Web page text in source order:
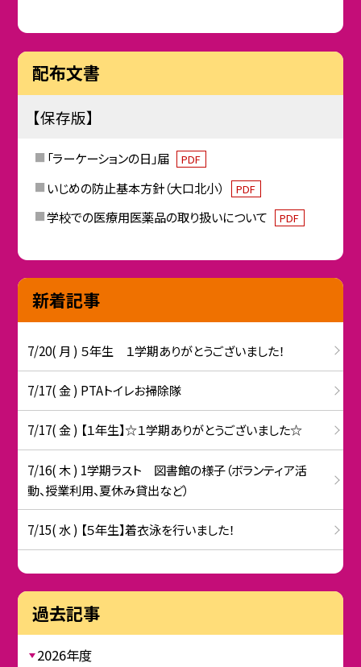
配布文書
【保存版】
「ラーケーションの日」届 PDF
いじめの防止基本方針（大口北小） PDF
学校での医療用医薬品の取り扱いについて PDF
新着記事
7/20( 月 ) ５年生 １学期ありがとうございました！
7/17( 金 ) PTAトイレお掃除隊
7/17( 金 ) 【１年生】☆１学期ありがとうございました☆
7/16( 木 ) 1学期ラスト 図書館の様子（ボランティア活
動、授業利用、夏休み貸出など）
7/15( 水 ) 【５年生】着衣泳を行いました！
過去記事
2026年度